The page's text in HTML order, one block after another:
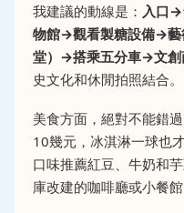
我建議的動線是： 入口→
物館→觀看製糖設備→藝
堂）→搭乘五分車→文創
史文化和休閒拍照結合。
美食方面，絕對不能錯
10幾元，冰淇淋一球也
口味推薦紅豆、牛奶和
庫改建的咖啡廳或小餐